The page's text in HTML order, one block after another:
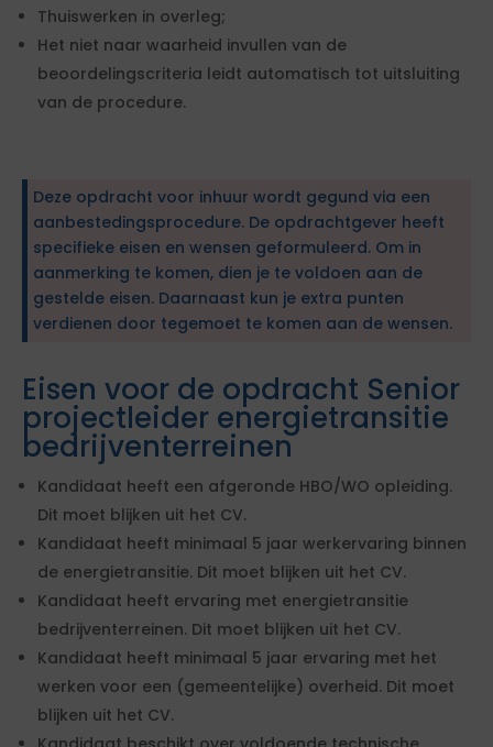
Thuiswerken in overleg;
Het niet naar waarheid invullen van de
beoordelingscriteria leidt automatisch tot uitsluiting
van de procedure.
Deze opdracht voor inhuur wordt gegund via een
aanbestedingsprocedure. De opdrachtgever heeft
specifieke eisen en wensen geformuleerd. Om in
aanmerking te komen, dien je te voldoen aan de
gestelde eisen. Daarnaast kun je extra punten
verdienen door tegemoet te komen aan de wensen.
Eisen voor de opdracht Senior
projectleider energietransitie
bedrijventerreinen
Kandidaat heeft een afgeronde HBO/WO opleiding.
Dit moet blijken uit het CV.
Kandidaat heeft minimaal 5 jaar werkervaring binnen
de energietransitie. Dit moet blijken uit het CV.
Kandidaat heeft ervaring met energietransitie
bedrijventerreinen. Dit moet blijken uit het CV.
Kandidaat heeft minimaal 5 jaar ervaring met het
werken voor een (gemeentelijke) overheid. Dit moet
blijken uit het CV.